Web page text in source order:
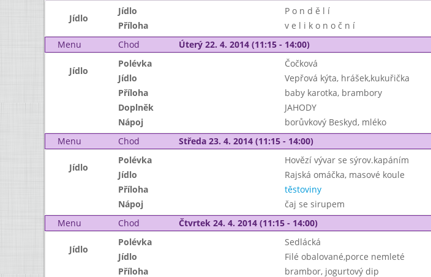
Jídlo
Jídlo
P o n d ě l í
Příloha
v e l i k o n o č n í
Menu
Chod Úterý 22. 4. 2014 (11:15 - 14:00)
Jídlo
Polévka
Čočková
Jídlo
Vepřová kýta, hrášek,kukuřička
Příloha
baby karotka, brambory
Doplněk
JAHODY
Nápoj
borůvkový Beskyd, mléko
Menu
Chod Středa 23. 4. 2014 (11:15 - 14:00)
Jídlo
Polévka
Hovězí vývar se sýrov.kapáním
Jídlo
Rajská omáčka, masové koule
Příloha
těstoviny
Nápoj
čaj se sirupem
Menu
Chod Čtvrtek 24. 4. 2014 (11:15 - 14:00)
Jídlo
Polévka
Sedlácká
Jídlo
Filé obalované,porce nemleté
Příloha
brambor, jogurtový dip